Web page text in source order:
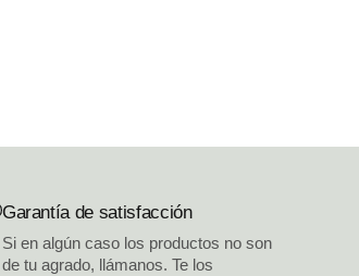
Garantía de satisfacción
Si en algún caso los productos no son
de tu agrado, llámanos. Te los